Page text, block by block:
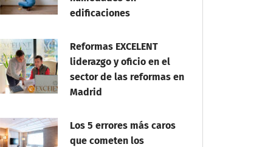
edificaciones
Reformas EXCELENT
liderazgo y oficio en el
sector de las reformas en
Madrid
Los 5 errores más caros
que cometen los